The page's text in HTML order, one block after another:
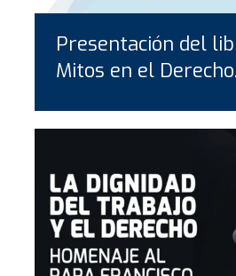
Presentación del
Mitos en el